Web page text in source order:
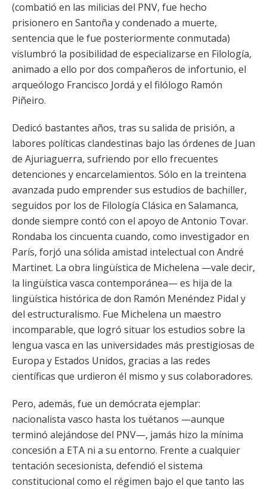
(combatió en las milicias del PNV, fue hecho
prisionero en Santoña y condenado a muerte,
sentencia que le fue posteriormente conmutada)
vislumbró la posibilidad de especializarse en Filología,
animado a ello por dos compañeros de infortunio, el
arqueólogo Francisco Jordá y el filólogo Ramón
Piñeiro.
Dedicó bastantes años, tras su salida de prisión, a
labores políticas clandestinas bajo las órdenes de Juan
de Ajuriaguerra, sufriendo por ello frecuentes
detenciones y encarcelamientos. Sólo en la treintena
avanzada pudo emprender sus estudios de bachiller,
seguidos por los de Filología Clásica en Salamanca,
donde siempre contó con el apoyo de Antonio Tovar.
Rondaba los cincuenta cuando, como investigador en
París, forjó una sólida amistad intelectual con André
Martinet. La obra lingüística de Michelena —vale decir,
la lingüística vasca contemporánea— es hija de la
lingüística histórica de don Ramón Menéndez Pidal y
del estructuralismo. Fue Michelena un maestro
incomparable, que logró situar los estudios sobre la
lengua vasca en las universidades más prestigiosas de
Europa y Estados Unidos, gracias a las redes
científicas que urdieron él mismo y sus colaboradores.
Pero, además, fue un demócrata ejemplar:
nacionalista vasco hasta los tuétanos —aunque
terminó alejándose del PNV—, jamás hizo la mínima
concesión a ETA ni a su entorno. Frente a cualquier
tentación secesionista, defendió el sistema
constitucional como el régimen bajo el que tanto las